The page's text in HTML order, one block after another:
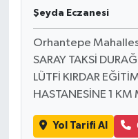
Şeyda Eczanesi
Orhantepe
SARAY TAKSİ
LÜTFİ KIRDAR
HASTANESİNE 1 KM
Yol Tarifi Al